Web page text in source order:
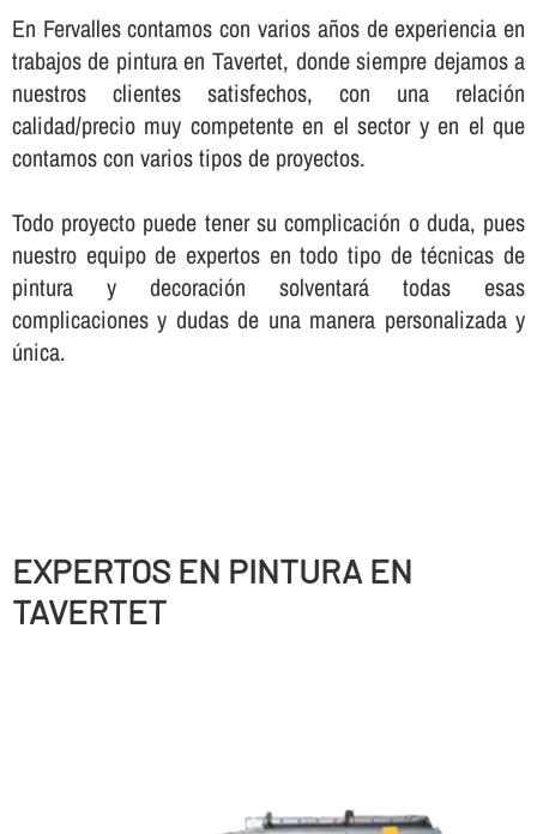
En Fervalles contamos con varios años de experiencia en
trabajos de pintura en Tavertet, donde siempre dejamos a
nuestros clientes satisfechos, con una relación
calidad/precio muy competente en el sector y en el que
contamos con varios tipos de proyectos.
Todo proyecto puede tener su complicación o duda, pues
nuestro equipo de expertos en todo tipo de técnicas de
pintura y decoración solventará todas esas
complicaciones y dudas de una manera personalizada y
única.
EXPERTOS EN PINTURA EN
TAVERTET